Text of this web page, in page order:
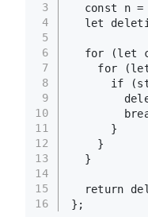
3
4
5
6
7
8
9
10
11
12
13
14
15
16
const n
let
for (let
for (
if
      }
    }
  }
return
};